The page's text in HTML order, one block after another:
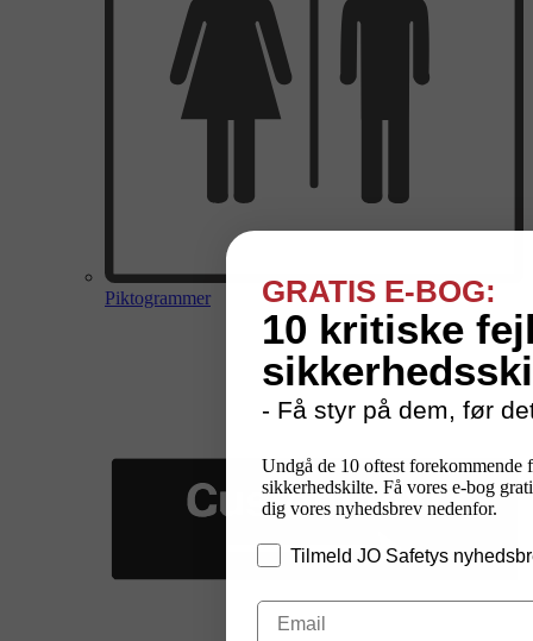
Piktogrammer GRATIS E-BOG:
10 kritiske
- Få styr på dem, før
Undgå de 10 oftest forekommende
sikkerhedskilte. Få vores e-bog
dig vores nyhedsbrev nedenfor.
Tilmeld JO Safetys